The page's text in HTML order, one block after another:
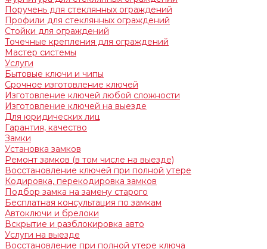
Поручень для стеклянных ограждений
Профили для стеклянных ограждений
Стойки для ограждений
Точечные крепления для ограждений
Мастер системы
Услуги
Бытовые ключи и чипы
Срочное изготовление ключей
Изготовление ключей любой сложности
Изготовление ключей на выезде
Для юридических лиц
Гарантия, качество
Замки
Установка замков
Ремонт замков (в том числе на выезде)
Восстановление ключей при полной утере
Кодировка, перекодировка замков
Подбор замка на замену старого
Бесплатная консультация по замкам
Автоключи и брелоки
Вскрытие и разблокировка авто
Услуги на выезде
Восстановление при полной утере ключа